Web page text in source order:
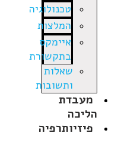
טכנולוגיה
המלצות
איימקס
בתקשורת
שאלות
ותשובות
מעבדת
הליכה
פיזיותרפיה